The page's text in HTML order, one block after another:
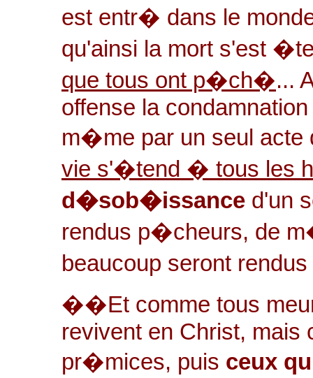
est entr� dans le
qu'ainsi la mort s'est
que tous ont p�ch�...
offense la
m�me par un seul acte
vie s'�tend � tous les
d�sob�issance d'un
rendus p�cheurs, de
beaucoup seront
��Et comme tous
revivent en Christ, mais
pr�mices, puis ceux